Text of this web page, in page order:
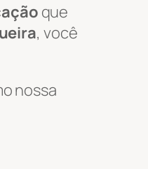
que
, você
nossa